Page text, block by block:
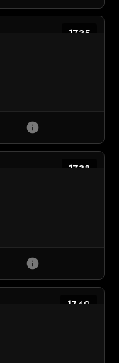
1735
info
1738
info
1749